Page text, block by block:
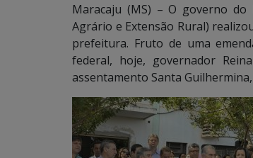
Maracaju (MS) – O governo do
Agrário e Extensão Rural)
prefeitura. Fruto de uma
federal, hoje, governador
assentamento Santa